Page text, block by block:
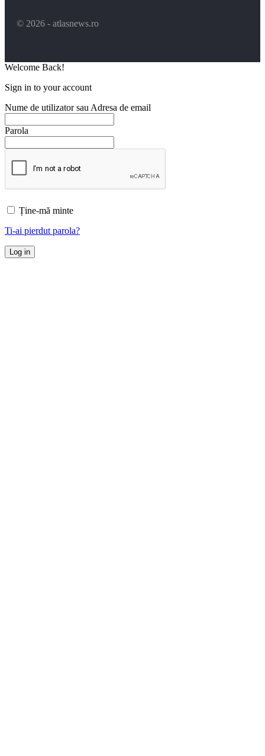
© 2026 - atlasnews.ro
Welcome Back!
Sign in to your account
Nume de utilizator sau Adresa de email
Parola
Ține-mă minte
Ti-ai pierdut parola?